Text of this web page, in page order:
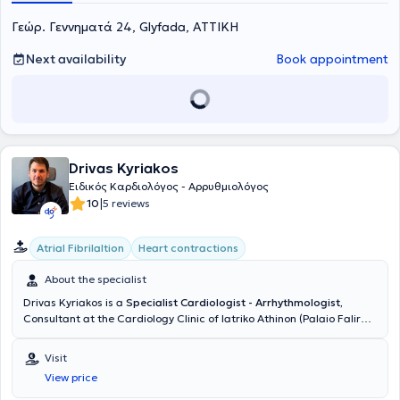
Γεώρ. Γεννηματά 24, Glyfada, ΑΤΤΙΚΗ
Next availability
Book appointment
Drivas Kyriakos
Ειδικός Καρδιολόγος - Αρρυθμιολόγος
10|5 reviews
Atrial Fibrilaltion Heart contractions
About the specialist
Drivas Kyriakos is a Specialist Cardiologist - Arrhythmologist,
Consultant at the Cardiology Clinic of Iatriko Athinon (Palaio Faliro
from the Medical School of the University of Ioannina and also holds
a degree in Medical Laboratory Technology from the Technological
Educational Institute of Athens. He possesses the European Board of
Visit
View price